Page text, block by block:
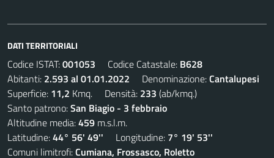
DATI TERRITORIALI
Codice ISTAT:001053 Codice Catastale: B628
Abitanti: 2.593 al 01.01.2022 Denominazione:Cantalupesi
Superficie: 11,2 Kmq. Densità: 233 (ab/kmq.)
Santo patrono:San Biagio - 3 febbraio
Altitudine media:459 m.s.l.m.
Latitudine:44° 56' 49'' Longitudine: 7° 19' 53''
Comuni limitrofi:Cumiana, Frossasco, Roletto